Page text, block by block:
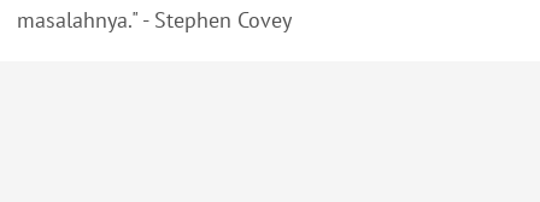
masalahnya." - Stephen Covey